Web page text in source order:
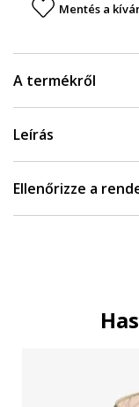
Mentés a
A termékről
Leírás
Ellenőrizze a